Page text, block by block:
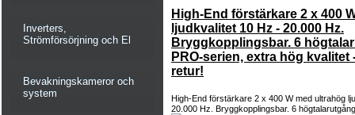
Inverters,
Strömförsörjning och El
Bevakningskameror och
system
High-End förstärkare 2 x 400
ljudkvalitet 10 Hz - 20.000 Hz.
Bryggkopplingsbar. 6
PRO-serien, extra hög kvalitet
retur!
High-End förstärkare 2 x 400 W med ultrahög
20.000 Hz. Bryggkopplingsbar. 6